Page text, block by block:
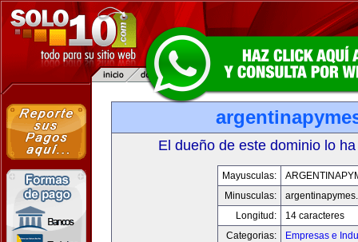
El dueño de este dominio lo
Mayusculas:
Minusculas:
Longitud:
14 caracteres
Categorias:
Empresas e